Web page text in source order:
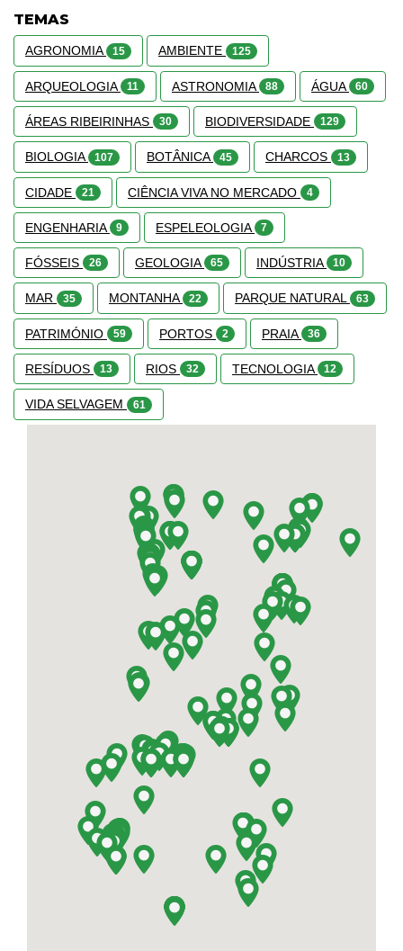
TEMAS
AGRONOMIA 15 AMBIENTE 125
ARQUEOLOGIA 11 ASTRONOMIA 88 ÁGUA 60
ÁREAS RIBEIRINHAS 30 BIODIVERSIDADE 129
BIOLOGIA 107 BOTÂNICA 45 CHARCOS 13
CIDADE 21 CIÊNCIA VIVA NO MERCADO 4
ENGENHARIA 9 ESPELEOLOGIA 7
FÓSSEIS 26 GEOLOGIA 65 INDÚSTRIA 10
MAR 35 MONTANHA 22 PARQUE NATURAL 63
PATRIMÓNIO 59 PORTOS 2 PRAIA 36
RESÍDUOS 13 RIOS 32 TECNOLOGIA 12
VIDA SELVAGEM 61